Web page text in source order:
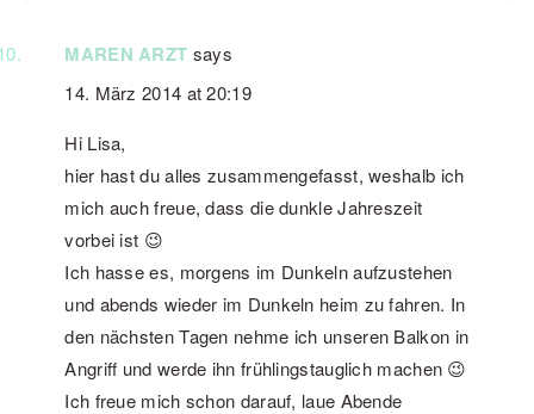
MAREN ARZT says
14. März 2014 at 20:19
Hi Lisa,
hier hast du alles zusammengefasst, weshalb ich
mich auch freue, dass die dunkle Jahreszeit
vorbei ist 😉
Ich hasse es, morgens im Dunkeln aufzustehen
und abends wieder im Dunkeln heim zu fahren. In
den nächsten Tagen nehme ich unseren Balkon in
Angriff und werde ihn frühlingstauglich machen 😉
Ich freue mich schon darauf, laue Abende